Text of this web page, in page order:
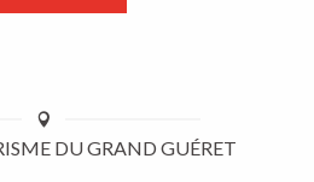
DU GRAND GUÉRET